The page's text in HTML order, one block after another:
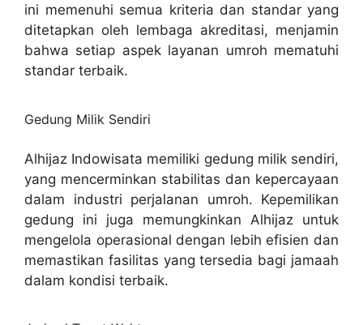
ini memenuhi semua kriteria dan standar yang
ditetapkan oleh lembaga akreditasi, menjamin
bahwa setiap aspek layanan umroh mematuhi
standar terbaik.
Gedung Milik Sendiri
Alhijaz Indowisata memiliki gedung milik sendiri,
yang mencerminkan stabilitas dan kepercayaan
dalam industri perjalanan umroh. Kepemilikan
gedung ini juga memungkinkan Alhijaz untuk
mengelola operasional dengan lebih efisien dan
memastikan fasilitas yang tersedia bagi jamaah
dalam kondisi terbaik.